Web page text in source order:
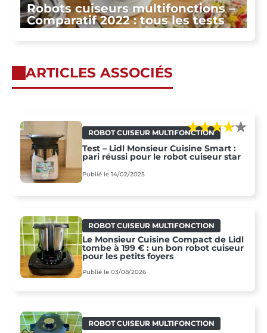
Robots cuiseurs multifonctions –
Comparatif 2022 : tous les tests
ARTICLES ASSOCIÉS
ROBOT CUISEUR MULTIFONCTION
Test – Lidl Monsieur Cuisine Smart :
pari réussi pour le robot cuiseur star
Publié le 14/02/2025
ROBOT CUISEUR MULTIFONCTION
Le Monsieur Cuisine Compact de Lidl
tombe à 199 € : un bon robot cuiseur
pour les petits foyers
Publié le 03/08/2026
ROBOT CUISEUR MULTIFONCTION